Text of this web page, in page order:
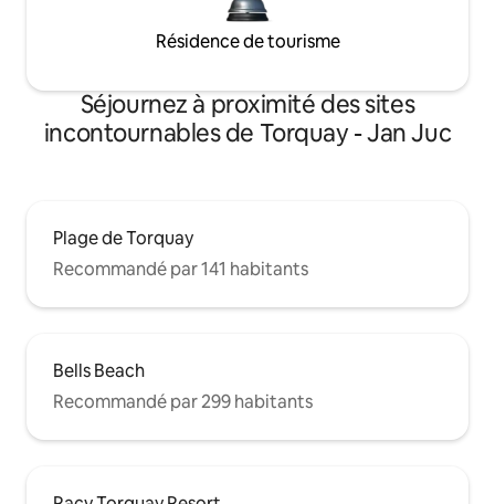
Résidence de tourisme
Séjournez à proximité des sites
incontournables de Torquay - Jan Juc
Plage de Torquay
Recommandé par 141 habitants
Bells Beach
Recommandé par 299 habitants